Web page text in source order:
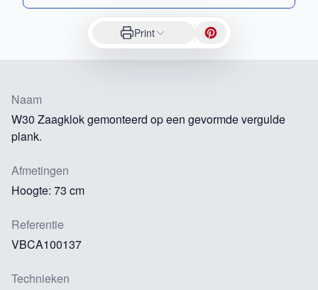
Print
Naam
W30 Zaagklok gemonteerd op een gevormde vergulde
plank.
Afmetingen
Hoogte: 73 cm
Referentie
VBCA100137
Technieken